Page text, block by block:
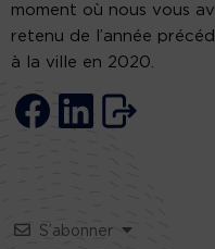
moment où nous vous
retenu de l’année
à la ville en 2020.
S’abonner